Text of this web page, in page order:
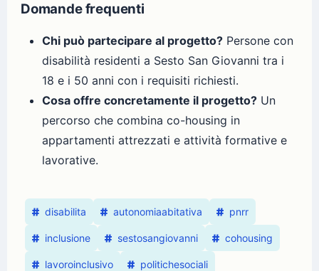
Domande frequenti
Chi può partecipare al progetto? Persone con
disabilità residenti a Sesto San Giovanni tra i
18 e i 50 anni con i requisiti richiesti.
Cosa offre concretamente il progetto? Un
percorso che combina co-housing in
appartamenti attrezzati e attività formative e
lavorative.
disabilita autonomiaabitativa pnrr
inclusione sestosangiovanni cohousing
lavoroinclusivo politichesociali